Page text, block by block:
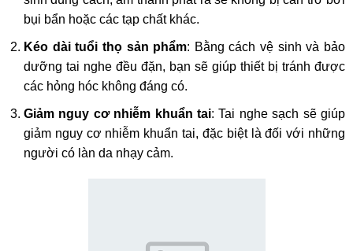
bụi bẩn hoặc các tạp chất khác.
Kéo dài tuổi thọ sản phẩm: Bằng cách vệ sinh và bảo
dưỡng tai nghe đều đặn, bạn sẽ giúp thiết bị tránh được
các hỏng hóc không đáng có.
Giảm nguy cơ nhiễm khuẩn tai: Tai nghe sạch sẽ giúp
giảm nguy cơ nhiễm khuẩn tai, đặc biệt là đối với những
người có làn da nhạy cảm.